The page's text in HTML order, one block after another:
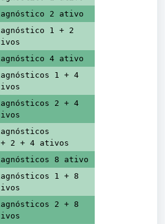
2 ativo
1 + 2
4 ativo
1 + 4
2 + 4
2 + 4 ativos
8 ativo
1 + 8
2 + 8